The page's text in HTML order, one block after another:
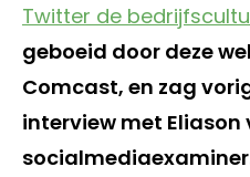
Twitter de
geboeid door deze
Comcast, en zag
interview met Eliason